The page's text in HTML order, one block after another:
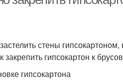
стены
закрепить гипсокартон к
гипсокартона